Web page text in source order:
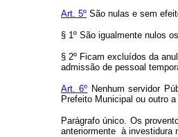
Art. 5º São nulas e sem
§ 1º São igualmente nulos
§ 2º Ficam excluídos da
admissão de pessoal
Art. 6º Nenhum servidor
Prefeito Municipal ou outro
Parágrafo único. Os
anteriormente à investidura